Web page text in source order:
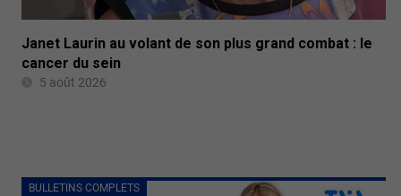
Janet Laurin au volant de son plus grand combat : le
cancer du sein
5 août 2026
BULLETINS COMPLETS